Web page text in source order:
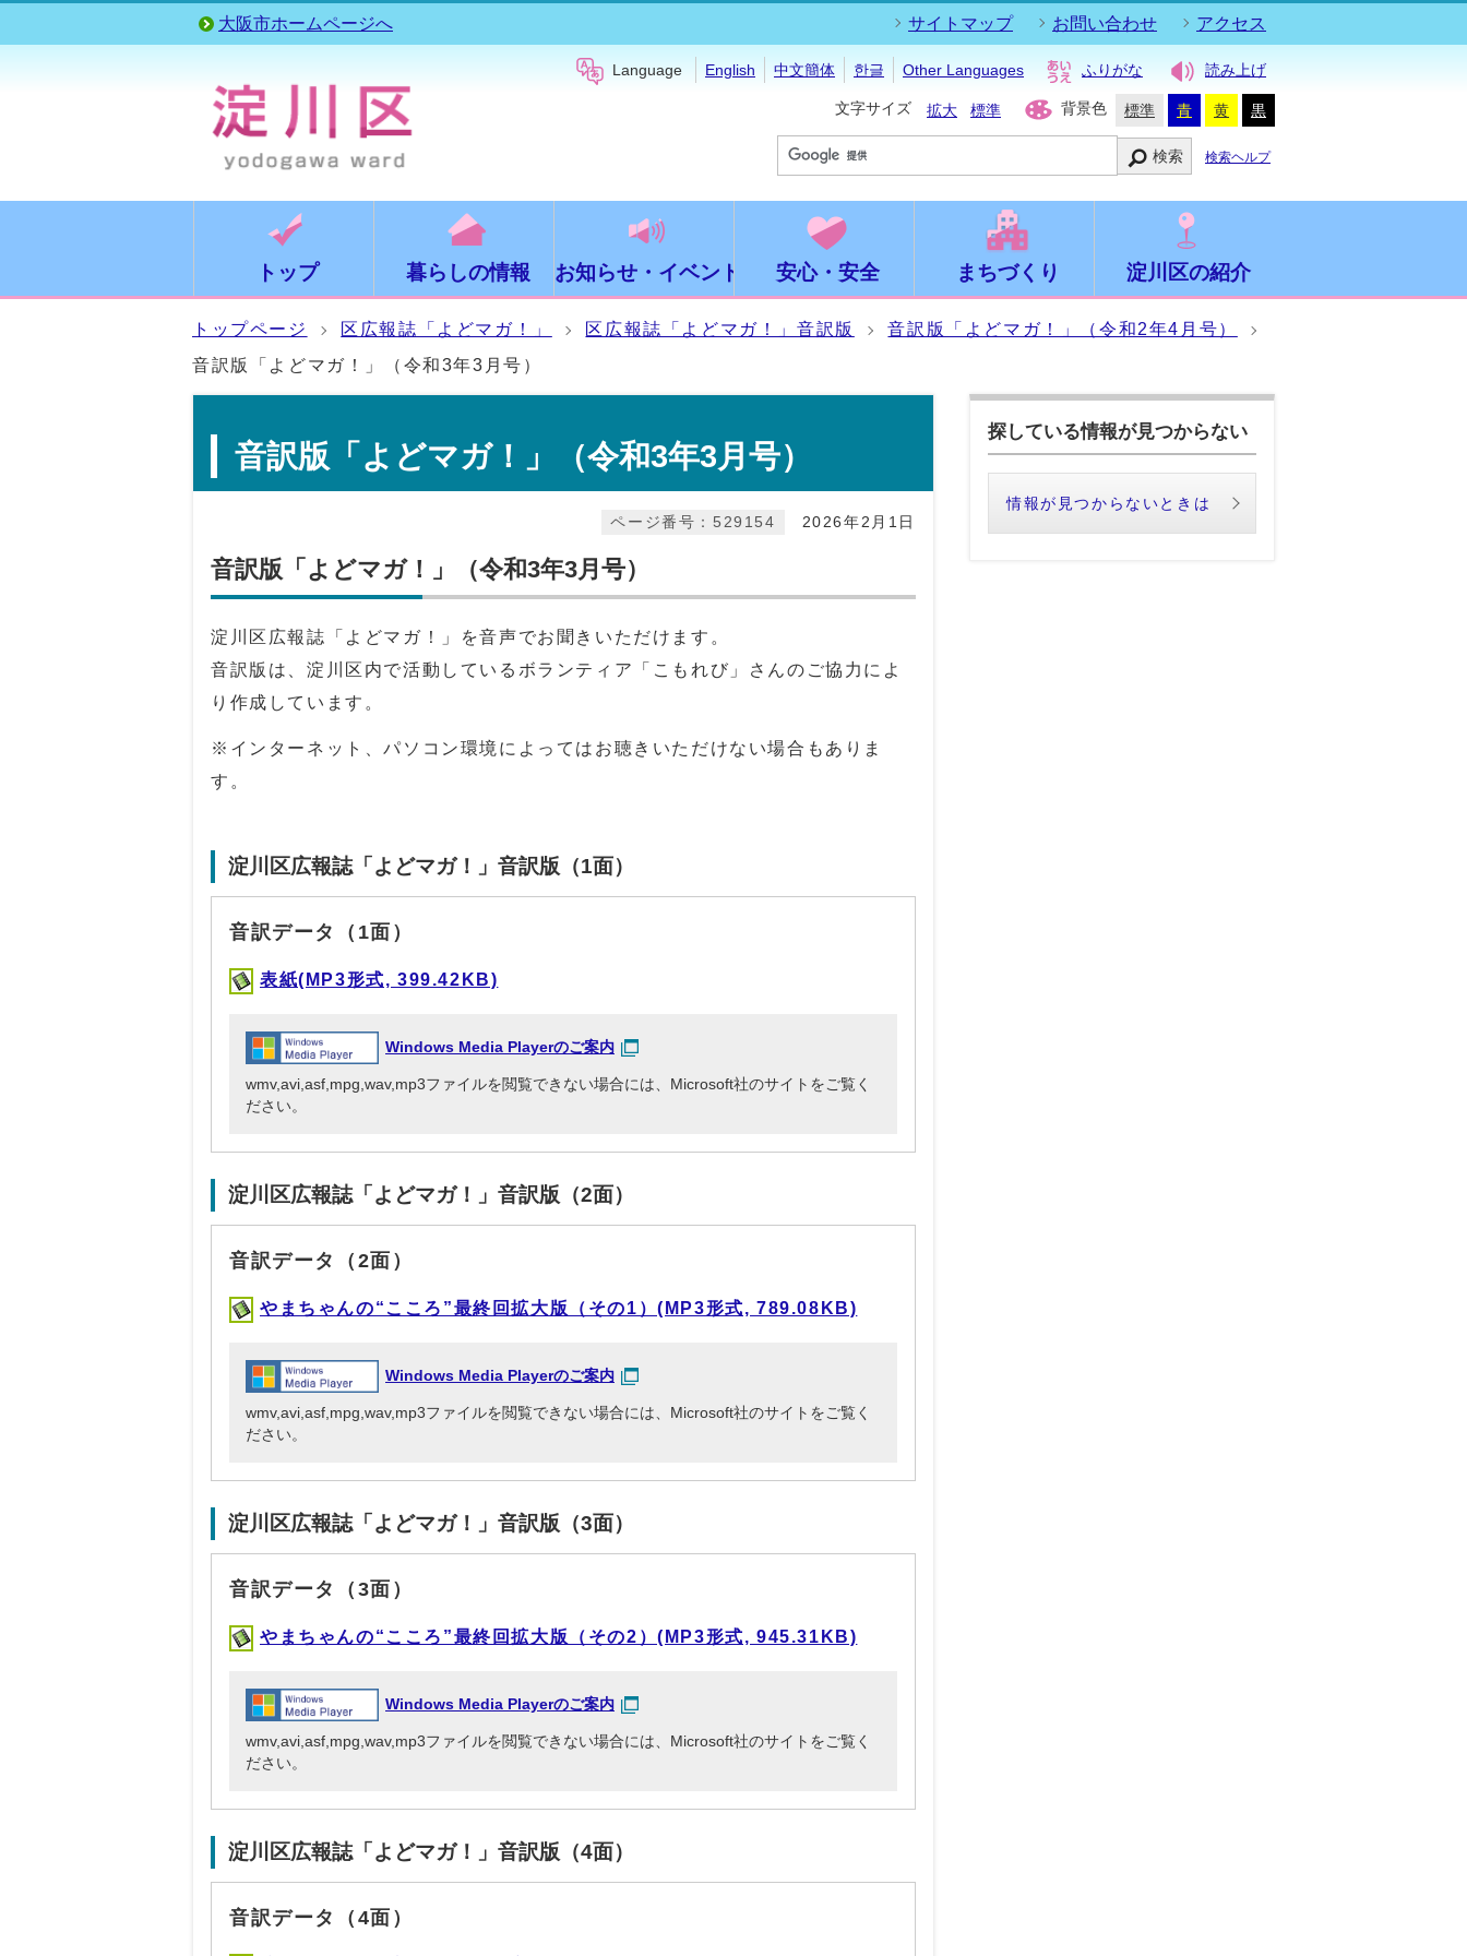
大阪市ホームページへ サイトマップ お問い合わせ アクセス
Language English 中文簡体 한글 Other Languages ふりがな 読み上げ
文字サイズ 拡大 標準 背景色 標準 青 黄 黒
検索 検索ヘルプ
トップ 暮らしの情報 お知らせ・イベント 安心・安全 まちづくり 淀川区の紹介
トップページ 区広報誌「よどマガ！」 区広報誌「よどマガ！」音訳版
音訳版「よどマガ！」（令和2年4月号）
音訳版「よどマガ！」（令和3年3月号）
音訳版「よどマガ！」（令和3年3月号）
2026年2月1日
ページ番号：529154
音訳版「よどマガ！」（令和3年3月号）
淀川区広報誌「よどマガ！」を音声でお聞きいただけます。
音訳版は、淀川区内で活動しているボランティア「こもれび」さんのご協力によ
り作成しています。
※インターネット、パソコン環境によってはお聴きいただけない場合もありま
す。
淀川区広報誌「よどマガ！」音訳版（1面）
音訳データ（1面）
表紙(MP3形式, 399.42KB)
Windows Media Playerのご案内
wmv,avi,asf,mpg,wav,mp3ファイルを閲覧できない場合には、Microsoft社のサイトをご覧く
ださい。
淀川区広報誌「よどマガ！」音訳版（2面）
音訳データ（2面）
やまちゃんの“こころ”最終回拡大版（その1）(MP3形式, 789.08KB)
Windows Media Playerのご案内
wmv,avi,asf,mpg,wav,mp3ファイルを閲覧できない場合には、Microsoft社のサイトをご覧く
ださい。
淀川区広報誌「よどマガ！」音訳版（3面）
音訳データ（3面）
やまちゃんの“こころ”最終回拡大版（その2）(MP3形式, 945.31KB)
Windows Media Playerのご案内
wmv,avi,asf,mpg,wav,mp3ファイルを閲覧できない場合には、Microsoft社のサイトをご覧く
ださい。
淀川区広報誌「よどマガ！」音訳版（4面）
音訳データ（4面）
探している情報が見つからない
情報が見つからないときは